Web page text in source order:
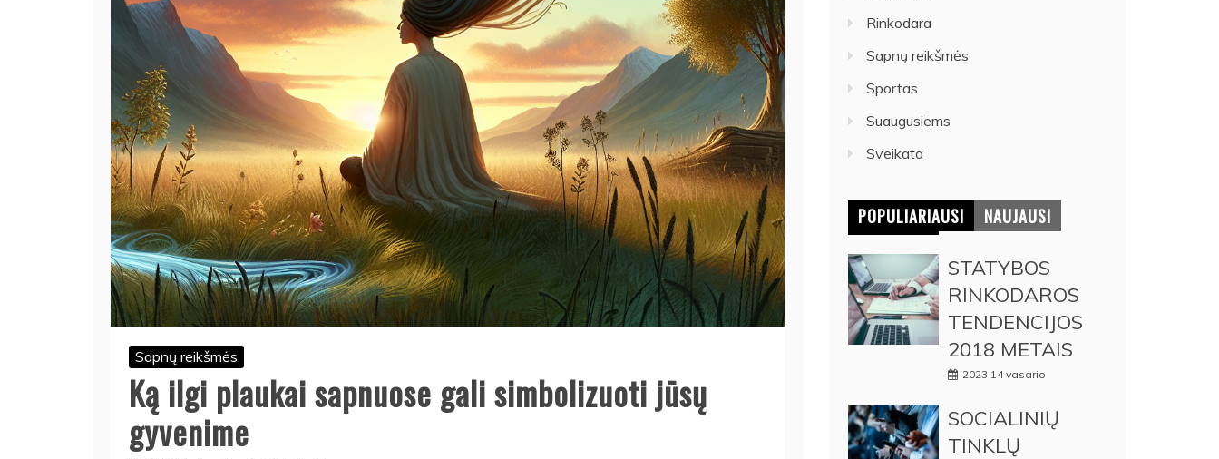
Sapnų reikšmės
Ką ilgi plaukai sapnuose gali simbolizuoti jūsų
gyvenime
Rinkodara
Sapnų reikšmės
Sportas
Suaugusiems
Sveikata
POPULIARIAUSI NAUJAUSI
STATYBOS
RINKODAROS
TENDENCIJOS
2018 METAIS
2023 14 vasario
SOCIALINIŲ
TINKLŲ